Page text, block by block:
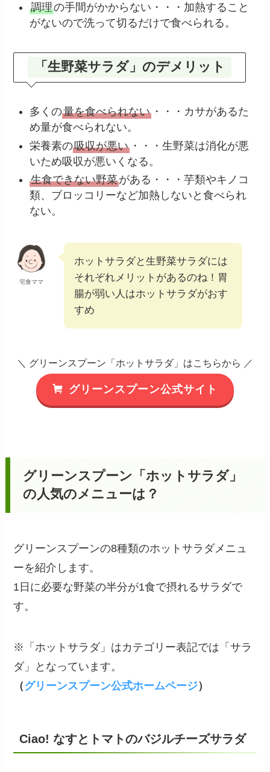
調理の手間がかからない・・・加熱すること
がないので洗って切るだけで食べられる。
「生野菜サラダ」のデメリット
多くの量を食べられない ・・・カサがあるた
め量が食べられない。
栄養素の吸収が悪い ・・・生野菜は消化が悪
いため吸収が悪いくなる。
生食できない野菜がある・・・芋類やキノコ
類、ブロッコリーなど加熱しないと食べられ
ない。
宅食ママ
ホットサラダと生野菜サラダには
それぞれメリットがあるのね！胃
腸が弱い人はホットサラダがおす
すめ
＼ グリーンスプーン「ホットサラダ」はこちらから ／
グリーンスプーン公式サイト
グリーンスプーン「ホットサラダ」
の人気のメニューは？
グリーンスプーンの8種類のホットサラダメニュ
ーを紹介します。
1日に必要な野菜の半分が1食で摂れるサラダで
す。
※「ホットサラダ」はカテゴリー表記では「サラ
ダ」となっています。
（グリーンスプーン公式ホームページ）
Ciao! なすとトマトのバジルチーズサラダ